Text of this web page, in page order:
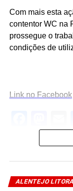
Com mais esta
contentor WC na
prossegue o
condições de
Link no Facebook
ALENTEJO